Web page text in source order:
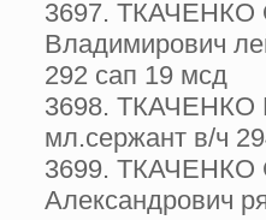
3697. ТКАЧЕНКО
Владимирович
292 сап 19 мсд
3698. ТКАЧЕНКО
мл.сержант в/ч
3699. ТКАЧЕНКО
Александрович